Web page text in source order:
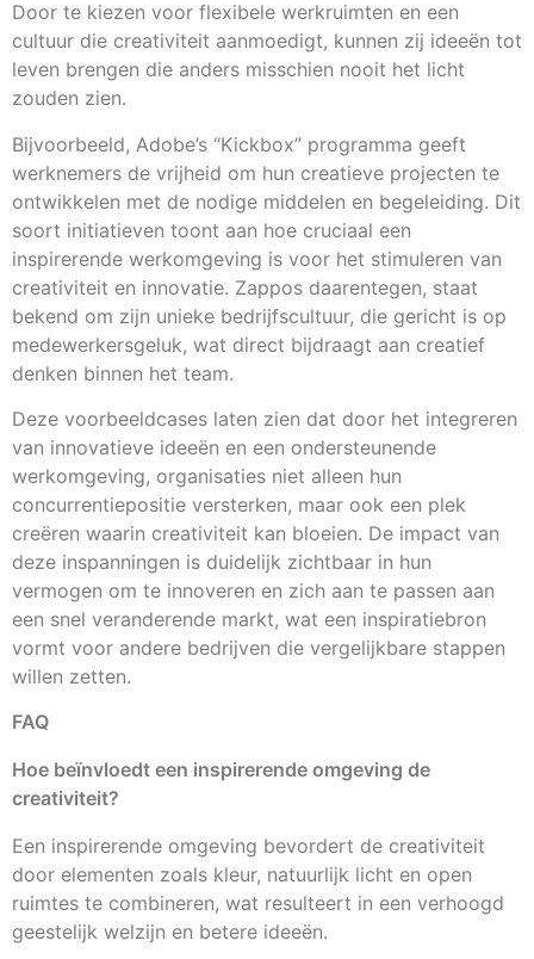
Door te kiezen voor flexibele werkruimten en een
cultuur die creativiteit aanmoedigt, kunnen zij ideeën tot
leven brengen die anders misschien nooit het licht
zouden zien.
Bijvoorbeeld, Adobe’s “Kickbox” programma geeft
werknemers de vrijheid om hun creatieve projecten te
ontwikkelen met de nodige middelen en begeleiding. Dit
soort initiatieven toont aan hoe cruciaal een
inspirerende werkomgeving is voor het stimuleren van
creativiteit en innovatie. Zappos daarentegen, staat
bekend om zijn unieke bedrijfscultuur, die gericht is op
medewerkersgeluk, wat direct bijdraagt aan creatief
denken binnen het team.
Deze voorbeeldcases laten zien dat door het integreren
van innovatieve ideeën en een ondersteunende
werkomgeving, organisaties niet alleen hun
concurrentiepositie versterken, maar ook een plek
creëren waarin creativiteit kan bloeien. De impact van
deze inspanningen is duidelijk zichtbaar in hun
vermogen om te innoveren en zich aan te passen aan
een snel veranderende markt, wat een inspiratiebron
vormt voor andere bedrijven die vergelijkbare stappen
willen zetten.
FAQ
Hoe beïnvloedt een inspirerende omgeving de
creativiteit?
Een inspirerende omgeving bevordert de creativiteit
door elementen zoals kleur, natuurlijk licht en open
ruimtes te combineren, wat resulteert in een verhoogd
geestelijk welzijn en betere ideeën.